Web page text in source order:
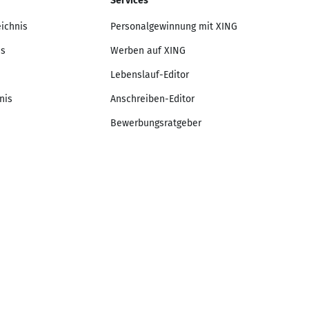
Personalgewinnung mit XING
Werben auf XING
Lebenslauf-Editor
Anschreiben-Editor
Bewerbungsratgeber